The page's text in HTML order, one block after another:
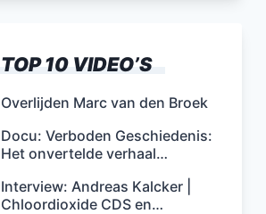
TOP 10 VIDEO’S
Overlijden Marc van den Broek
Docu: Verboden Geschiedenis:
Het onvertelde verhaal…
Interview: Andreas Kalcker |
Chloordioxide CDS en…